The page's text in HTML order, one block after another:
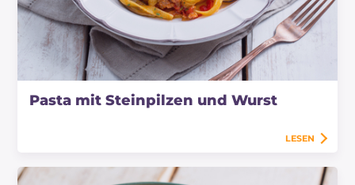
Pasta mit Steinpilzen und Wurst
LESEN